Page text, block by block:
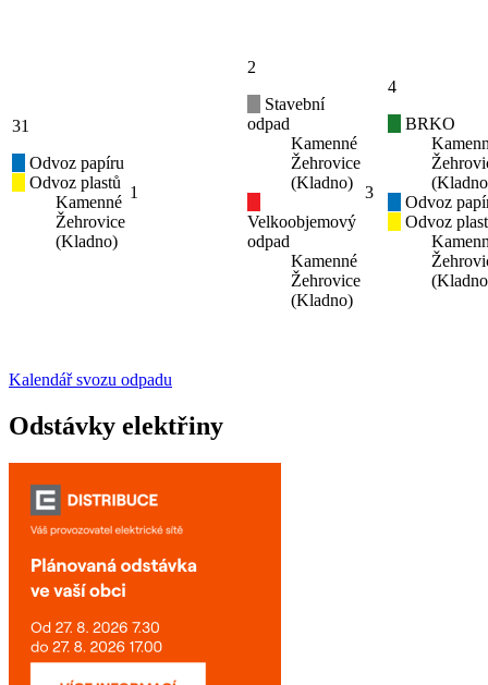
31
Odvoz papíru
Odvoz plastů
Kamenné
Žehrovice
(Kladno)
1
2
Stavební
odpad
Kamenné
Žehrovice
(Kladno)
Velkoobjemový
odpad
Kamenné
Žehrovice
(Kladno)
3
4
BRKO
Odvoz
Odvoz
Kalendář svozu odpadu
Odstávky elektřiny